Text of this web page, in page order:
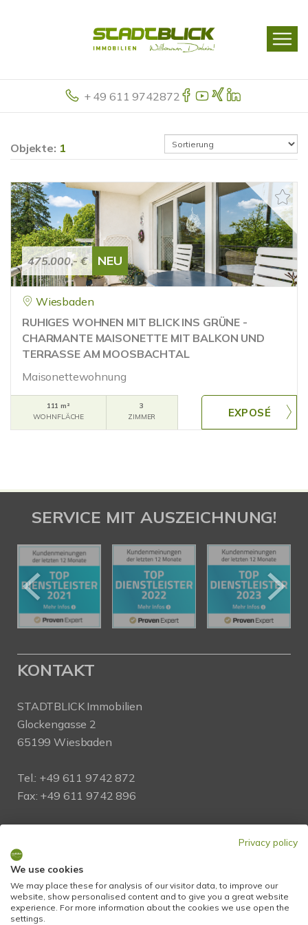
+ 49 611 9742872
Objekte: 1
475.000,- € NEU
Wiesbaden
RUHIGES WOHNEN MIT BLICK INS GRÜNE -
CHARMANTE MAISONETTE MIT BALKON UND
TERRASSE AM MOOSBACHTAL
Maisonettewohnung
111 m²
WOHNFLÄCHE
3
ZIMMER
SERVICE MIT AUSZEICHNUNG!
KONTAKT
STADTBLICK Immobilien
Glockengasse 2
65199 Wiesbaden
Tel.: +49 611 9742 872
Fax: +49 611 9742 896
Web:
PROFIL
Privacy policy
We use cookies
We may place these for analysis of our visitor data, to improve our
website, show personalised content and to give you a great website
experience. For more information about the cookies we use open the
settings.